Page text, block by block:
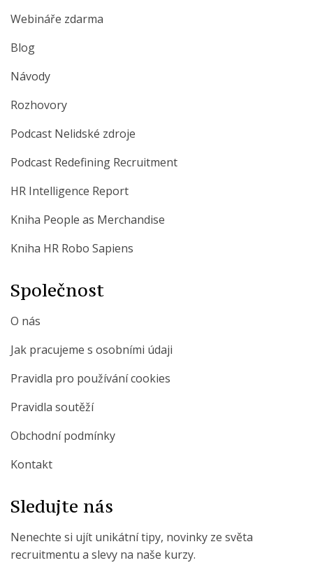
Webináře zdarma
Blog
Návody
Rozhovory
Podcast Nelidské zdroje
Podcast Redefining Recruitment
HR Intelligence Report
Kniha People as Merchandise
Kniha HR Robo Sapiens
Společnost
O nás
Jak pracujeme s osobními údaji
Pravidla pro používání cookies
Pravidla soutěží
Obchodní podmínky
Kontakt
Sledujte nás
Nenechte si ujít unikátní tipy, novinky ze světa
recruitmentu a slevy na naše kurzy.